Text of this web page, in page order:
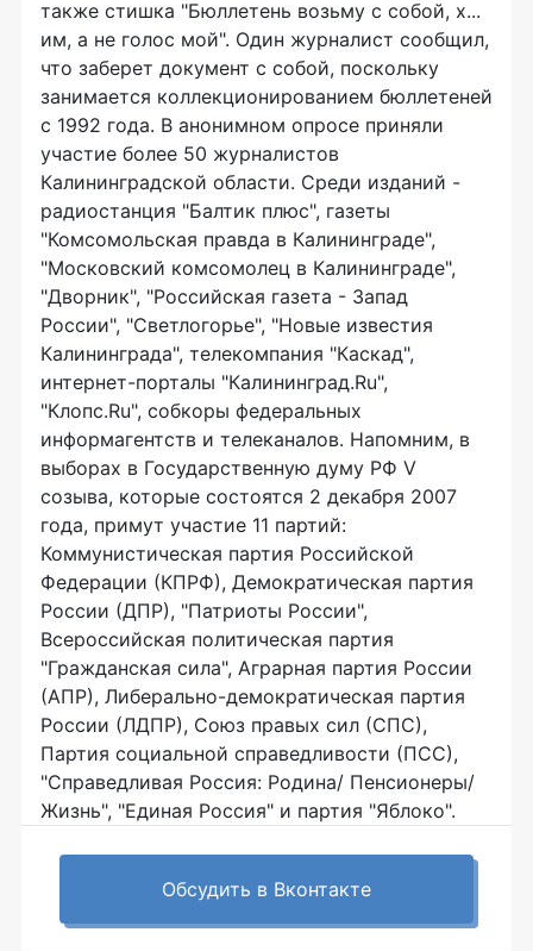
также стишка "Бюллетень возьму с собой, х...
им, а не голос мой". Один журналист сообщил,
что заберет документ с собой, поскольку
занимается коллекционированием бюллетеней
с 1992 года. В анонимном опросе приняли
участие более 50 журналистов
Калининградской области. Среди изданий -
радиостанция "Балтик плюс", газеты
"Комсомольская правда в Калининграде",
"Московский комсомолец в Калининграде",
"Дворник", "Российская газета - Запад
России", "Светлогорье", "Новые известия
Калининграда", телекомпания "Каскад",
интернет-порталы "Калининград.Ru",
"Клопс.Ru", собкоры федеральных
информагентств и телеканалов. Напомним, в
выборах в Государственную думу РФ V
созыва, которые состоятся 2 декабря 2007
года, примут участие 11 партий:
Коммунистическая партия Российской
Федерации (КПРФ), Демократическая партия
России (ДПР), "Патриоты России",
Всероссийская политическая партия
"Гражданская сила", Аграрная партия России
(АПР), Либерально-демократическая партия
России (ЛДПР), Союз правых сил (СПС),
Партия социальной справедливости (ПСС),
"Справедливая Россия: Родина/ Пенсионеры/
Жизнь", "Единая Россия" и партия "Яблоко".
Обсудить в Вконтакте